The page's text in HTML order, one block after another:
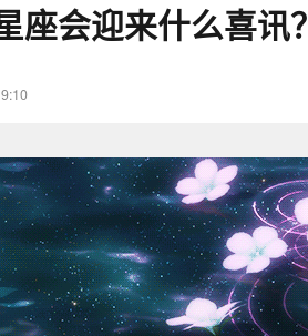
座会迎来什么喜讯？